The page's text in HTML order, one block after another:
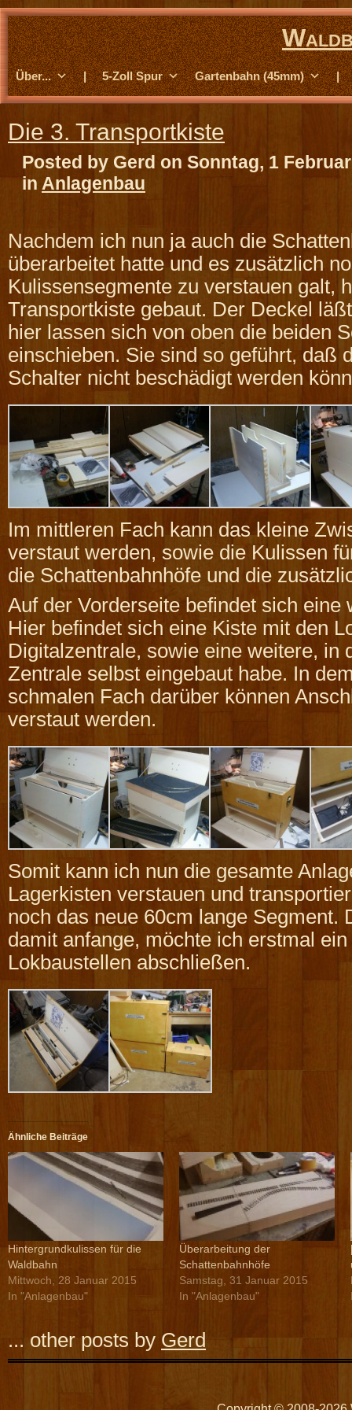
Über... | 5-Zoll Spur Gartenbahn (45mm) |
Die 3. Transportkiste
Posted by Gerd on Sonntag, 1
in Anlagenbau
Nachdem ich nun ja auch die
überarbeitet hatte und es zusätzlich
Kulissensegmente zu verstauen galt,
Transportkiste gebaut. Der Deckel
hier lassen sich von oben die beiden
einschieben. Sie sind so geführt, daß
Schalter nicht beschädigt werden
Im mittleren Fach kann das kleine
verstaut werden, sowie die Kulissen
die Schattenbahnhöfe und die
Auf der Vorderseite befindet sich eine
Hier befindet sich eine Kiste mit den
Digitalzentrale, sowie eine weitere, in
Zentrale selbst eingebaut habe. In
schmalen Fach darüber können
verstaut werden.
Somit kann ich nun die gesamte
Lagerkisten verstauen und
noch das neue 60cm lange Segment.
damit anfange, möchte ich erstmal ein
Lokbaustellen abschließen.
Ähnliche Beiträge
Hintergrundkulissen für die
Waldbahn
Mittwoch, 28 Januar 2015
In "Anlagenbau"
Überarbeitung der
Schattenbahnhöfe
Samstag, 31 Januar 2015
In "Anlagenbau"
... other posts by Gerd